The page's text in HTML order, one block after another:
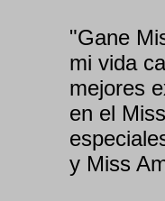
"Gane
mi vida
mejores
en el
y Miss